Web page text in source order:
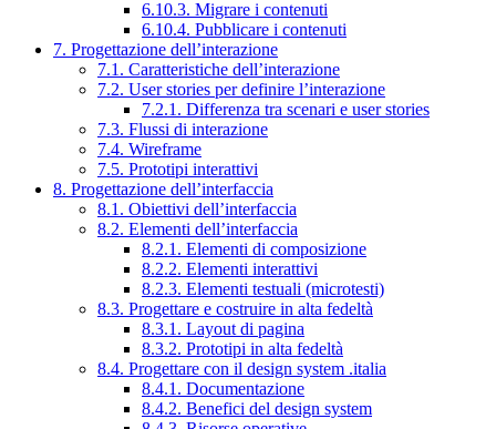
6.10.3. Migrare i contenuti
6.10.4. Pubblicare i contenuti
7. Progettazione dell’interazione
7.1. Caratteristiche dell’interazione
7.2. User stories per definire l’interazione
7.2.1. Differenza tra scenari e user stories
7.3. Flussi di interazione
7.4. Wireframe
7.5. Prototipi interattivi
8. Progettazione dell’interfaccia
8.1. Obiettivi dell’interfaccia
8.2. Elementi dell’interfaccia
8.2.1. Elementi di composizione
8.2.2. Elementi interattivi
8.2.3. Elementi testuali (microtesti)
8.3. Progettare e costruire in alta fedeltà
8.3.1. Layout di pagina
8.3.2. Prototipi in alta fedeltà
8.4. Progettare con il design system .italia
8.4.1. Documentazione
8.4.2. Benefici del design system